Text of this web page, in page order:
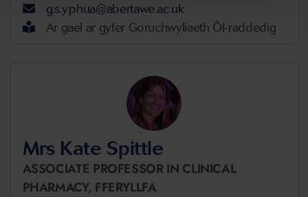
g.s.y.phua@abertawe.ac.uk
Ar gael ar gyfer Goruchwyliaeth Ôl-raddedig
Mrs Kate Spittle
ASSOCIATE PROFESSOR IN CLINICAL
PHARMACY, FFERYLLFA